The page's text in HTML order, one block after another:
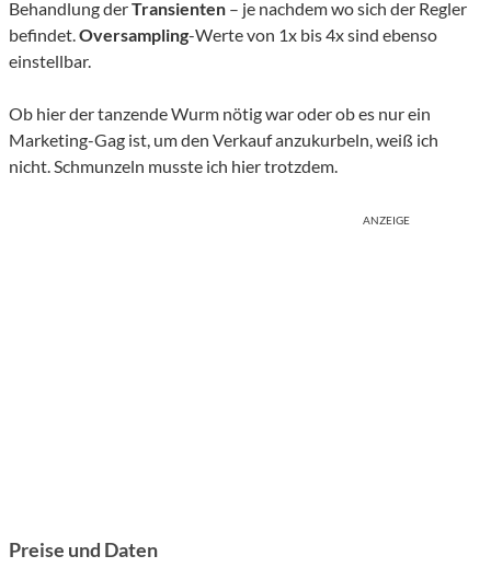
Behandlung derTransienten – je nachdem wo sich der Regler
befindet.Oversampling-Werte von 1x bis 4x sind ebenso
einstellbar.
Ob hier der tanzende Wurm nötig war oder ob es nur ein
Marketing-Gag ist, um den Verkauf anzukurbeln, weiß ich
nicht. Schmunzeln musste ich hier trotzdem.
ANZEIGE
Preise und Daten